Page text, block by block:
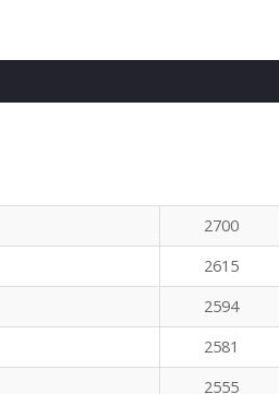
2700
2615
2594
2581
2555